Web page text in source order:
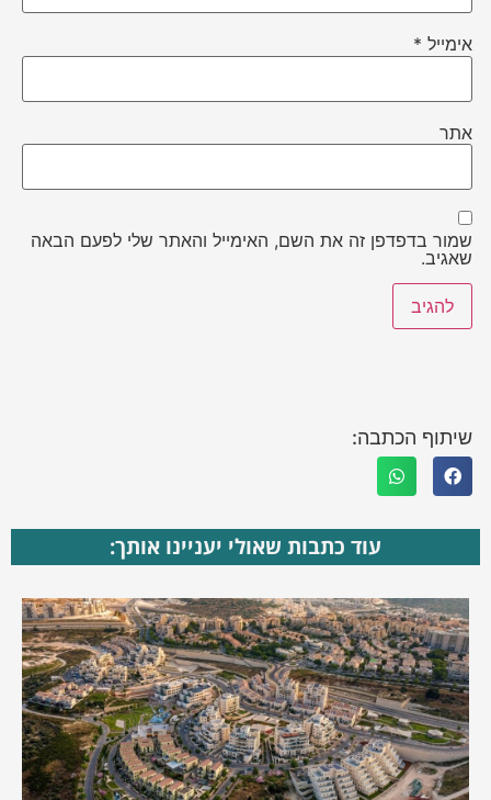
אימייל *
אתר
שמור בדפדפן זה את השם, האימייל והאתר שלי לפעם הבאה
שאגיב.
שיתוף הכתבה:
עוד כתבות שאולי יעניינו אותך: